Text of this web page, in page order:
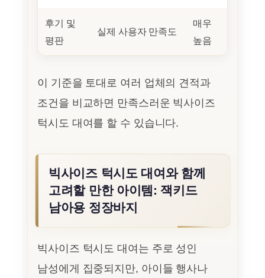
후기 및
평판
실제 사용자 만족도
매우
높음
이 기준을 토대로 여러 업체의 견적과
조건을 비교하면 만족스러운 빅사이즈
턱시도 대여를 할 수 있습니다.
빅사이즈 턱시도 대여와 함께
고려할 만한 아이템: 잭키드
남아용 정장바지
빅사이즈 턱시도 대여는 주로 성인
남성에게 집중되지만, 아이들 행사나